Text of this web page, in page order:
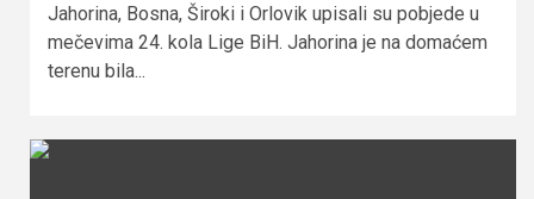
Jahorina, Bosna, Široki i Orlovik upisali su pobjede u
mečevima 24. kola Lige BiH. Jahorina je na domaćem
terenu bila...